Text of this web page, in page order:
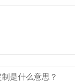
是什么意思？